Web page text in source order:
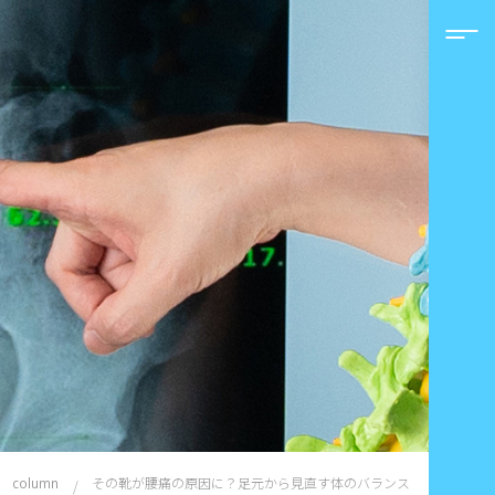
column その靴が腰痛の原因に？足元から見直す体のバランス